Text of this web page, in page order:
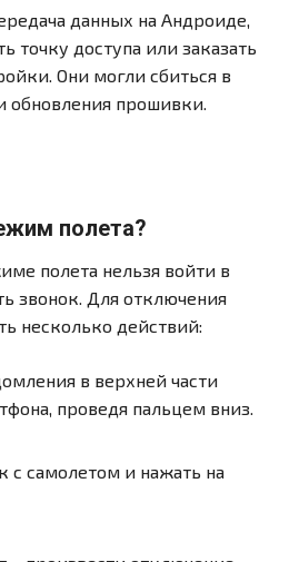
данных на Андроиде,
точку доступа или заказать
Они могли сбиться в
обновления прошивки.
полета?
полета нельзя войти в
звонок. Для отключения
несколько действий:
в верхней части
проведя пальцем вниз.
с самолетом и нажать на